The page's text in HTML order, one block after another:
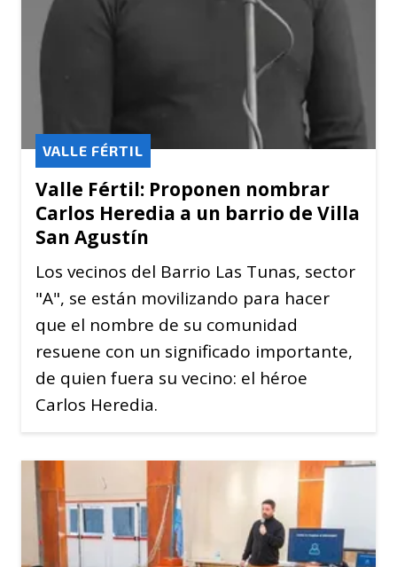
Valle Fértil: Proponen nombrar
Carlos Heredia a un barrio de Villa
San Agustín
VALLE FÉRTIL
Los vecinos del Barrio Las Tunas, sector
"A", se están movilizando para hacer
que el nombre de su comunidad
resuene con un significado importante,
de quien fuera su vecino: el héroe
Carlos Heredia.